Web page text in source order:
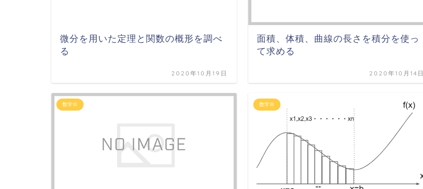
微分を用いた定理と関数の概形を調べ
る
2020年10月19日
面積、体積、曲線の長さを積分を使っ
て求める
2020年10月14日
数学Ⅲ 数学Ⅲ